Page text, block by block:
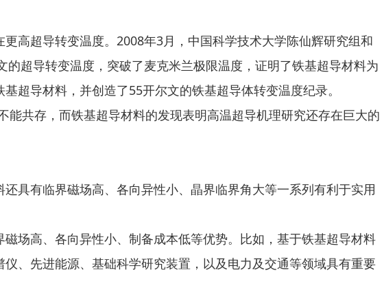
超导转变温度。2008年3月，中国科学技术大学陈仙辉研究组和
超导转变温度，突破了麦克米兰极限温度，证明了铁基超导材料为
超导材料，并创造了55开尔文的铁基超导体转变温度纪录。
共存，而铁基超导材料的发现表明高温超导机理研究还存在巨大的
有临界磁场高、各向异性小、晶界临界角大等一系列有利于实用
高、各向异性小、制备成本低等优势。比如，基于铁基超导材料
、先进能源、基础科学研究装置，以及电力及交通等领域具有重要